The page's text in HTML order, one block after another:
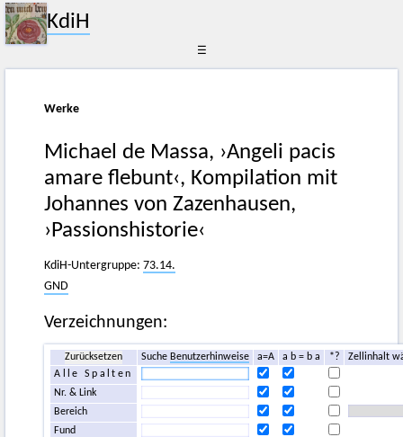
KdiH
☰
Werke
Michael de Massa, ›Angeli pacis
amare flebunt‹, Kompilation mit
Johannes von Zazenhausen,
›Passionshistorie‹
KdiH-Untergruppe:73.14.
GND
Verzeichnungen:
Zurücksetzen Suche Benutzerhinweise a=A a b = b a *?
Zellinhalt
Alle Spalten
Nr. & Link
Bereich
Fund